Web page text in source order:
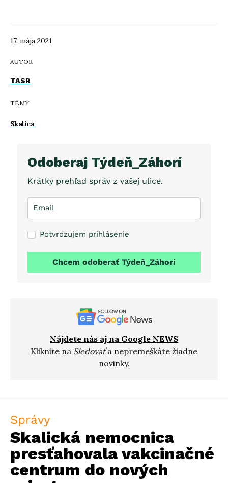
17. mája 2021
AUTOR
TASR
TÉMY
Skalica
Odoberaj Týdeň_Záhorí
Krátky prehľad správ z vašej ulice.
Potvrdzujem prihlásenie
Chcem odoberať Týdeň_Záhorí
Nájdete nás aj na Google NEWS
Kliknite na Sledovaťa nepremeškáte žiadne
novinky.
Správy
Skalická nemocnica
presťahovala vakcinačné
centrum do nových